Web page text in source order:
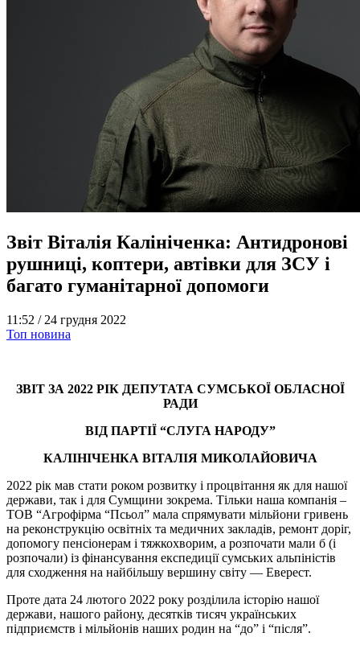
Звіт Віталія Калініченка: Антидронові
рушниці, коптери, автівки для ЗСУ і
багато гуманітарної допомоги
11:52 / 24 грудня 2022
Топ новина
ЗВІТ ЗА 2022 РІК ДЕПУТАТА СУМСЬКОЇ ОБЛАСНОЇ
РАДИ
ВІД ПАРТІЇ “СЛУГА НАРОДУ”
КАЛІНІЧЕНКА ВІТАЛІЯ МИКОЛАЙОВИЧА
2022 рік мав стати роком розвитку і процвітання як для нашої
держави, так і для Сумщини зокрема. Тільки наша компанія –
ТОВ “Агрофірма “Псьол” мала спрямувати мільйони гривень
на реконструкцію освітніх та медичних закладів, ремонт доріг,
допомогу пенсіонерам і тяжкохворим, а розпочати мали б (і
розпочали) із фінансування експедиції сумських альпіністів
для сходження на найбільшу вершину світу — Еверест.
Проте дата 24 лютого 2022 року розділила історію нашої
держави, нашого району, десятків тисяч українських
підприємств і мільйонів наших родин на “до” і “після”.